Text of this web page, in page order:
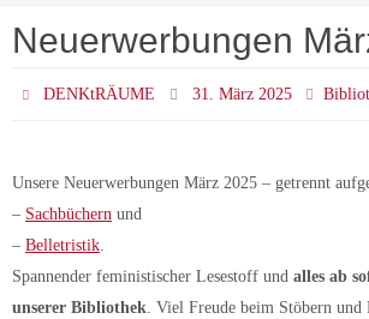
Neuerwerbungen
DENKtRÄUME 31. März 2025
Unsere Neuerwerbungen März 2025 – getrennt
– Sachbüchern und
– Belletristik
Spannender feministischer Lesestoff und alles ab
unserer Bibliothek . Viel Freude beim Stöbern und